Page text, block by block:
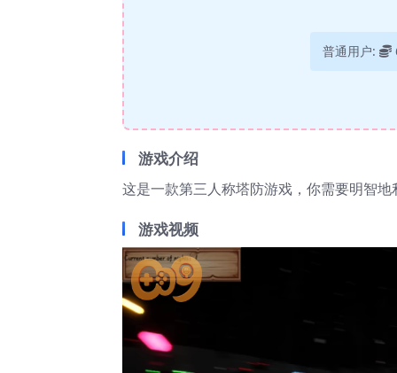
普通用户:
游戏介绍
这是一款第三人称塔防游戏，你需要明智
游戏视频